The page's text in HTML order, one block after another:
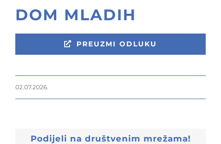
DOM MLADIH
PREUZMI ODLUKU
02.07.2026.
Podijeli na društvenim mrežama!